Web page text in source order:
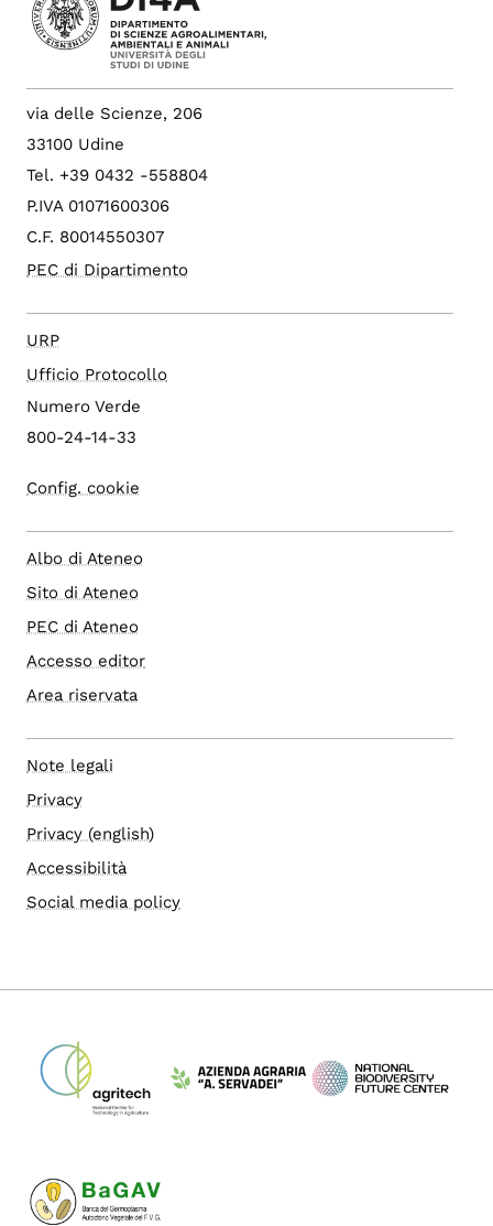
via delle Scienze, 206
33100 Udine
Tel. +39 0432 -558804
P.IVA 01071600306
C.F. 80014550307
PEC di Dipartimento
URP
Ufficio Protocollo
Numero Verde
800-24-14-33
Config. cookie
Albo di Ateneo
Sito di Ateneo
PEC di Ateneo
Accesso editor
Area riservata
Note legali
Privacy
Privacy (english)
Accessibilità
Social media policy